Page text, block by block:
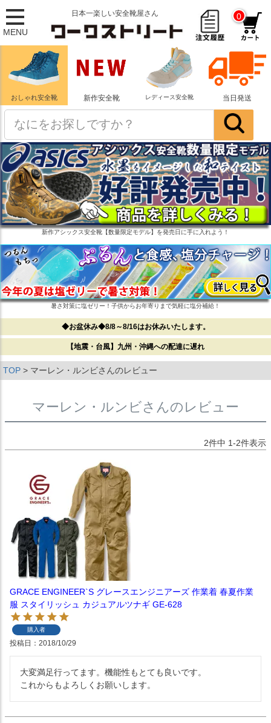
MENU
日本一楽しい安全靴屋さん 0
おしゃれ安全靴 新作安全靴 レディース安全靴 当日発送
新作アシックス安全靴【数量限定モデル】を発売日に手に入れよう！
暑さ対策に塩ゼリー！子供からお年寄りまで気軽に塩分補給！
◆お盆休み◆8/8～8/16はお休みいたします。
【地震・台風】九州・沖縄への配達に遅れ
TOP マーレン・ルンビさんのレビュー
マーレン・ルンビさんのレビュー
2件中 1-2件表示
GRACE ENGINEER`S グレースエンジニアーズ 作業着 春夏作業
服 スタイリッシュ カジュアルツナギ GE-628
購入者
投稿日 2018/10/29
大変満足行ってます。機能性もとても良いです。
これからもよろしくお願いします。